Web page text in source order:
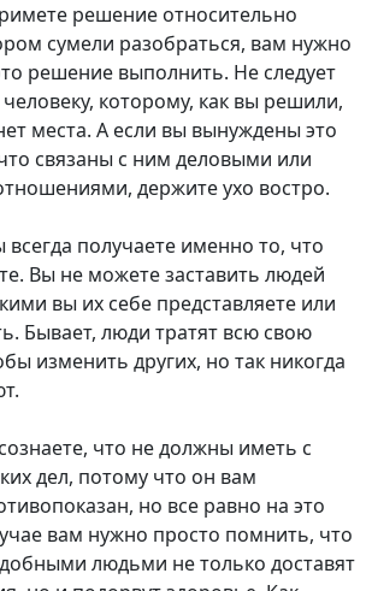
решение относительно
сумели разобраться, вам нужно
решение выполнить. Не следует
которому, как вы решили,
места. А если вы вынуждены это
связаны с ним деловыми или
держите ухо востро.
получаете именно то, что
Вы не можете заставить людей
вы их себе представляете или
Бывает, люди тратят всю свою
изменить других, но так никогда
что не должны иметь с
дел, потому что он вам
но все равно на это
вам нужно просто помнить, что
людьми не только доставят